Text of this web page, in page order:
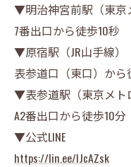
▼明治神宮前駅（東京
7番出口から徒歩10秒
▼原宿駅（JR山手線）
表参道口（東口）から
▼表参道駅（東京メト
A2番出口から徒歩10分
▼公式LINE
https://lin.ee/lJcAZsk